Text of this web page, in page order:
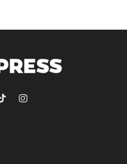
TikTokInstagram